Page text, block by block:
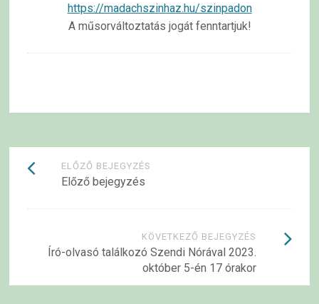
https://madachszinhaz.hu/szinpadon
A műsorváltoztatás jogát fenntartjuk!
Bejegyzések
navigációja
ELŐZŐ BEJEGYZÉS
Előző bejegyzés
KÖVETKEZŐ BEJEGYZÉS
Író-olvasó találkozó Szendi Nórával 2023.
október 5-én 17 órakor